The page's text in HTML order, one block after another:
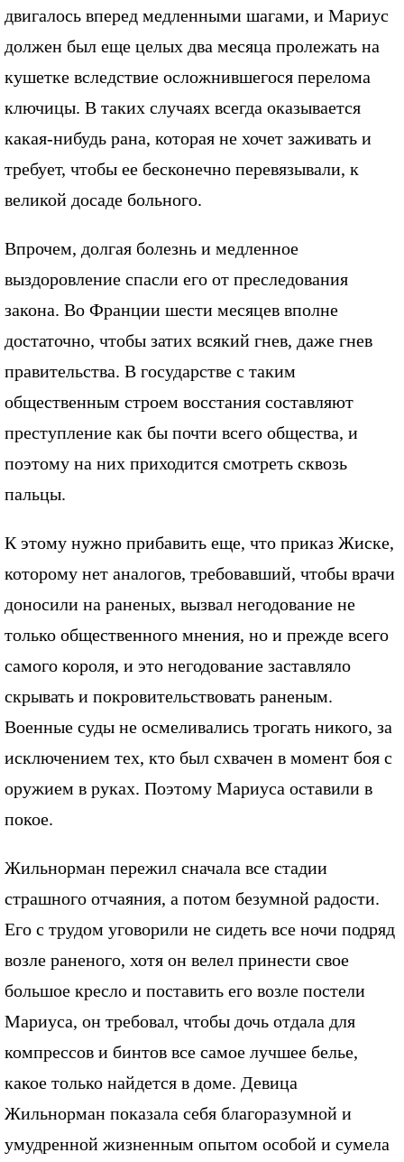
двигалось вперед медленными шагами, и Мариус
должен был еще целых два месяца пролежать на
кушетке вследствие осложнившегося перелома
ключицы. В таких случаях всегда оказывается
какая-нибудь рана, которая не хочет заживать и
требует, чтобы ее бесконечно перевязывали, к
великой досаде больного.
Впрочем, долгая болезнь и медленное
выздоровление спасли его от преследования
закона. Во Франции шести месяцев вполне
достаточно, чтобы затих всякий гнев, даже гнев
правительства. В государстве с таким
общественным строем восстания составляют
преступление как бы почти всего общества, и
поэтому на них приходится смотреть сквозь
пальцы.
К этому нужно прибавить еще, что приказ Жиске,
которому нет аналогов, требовавший, чтобы врачи
доносили на раненых, вызвал негодование не
только общественного мнения, но и прежде всего
самого короля, и это негодование заставляло
скрывать и покровительствовать раненым.
Военные суды не осмеливались трогать никого, за
исключением тех, кто был схвачен в момент боя с
оружием в руках. Поэтому Мариуса оставили в
покое.
Жильнорман пережил сначала все стадии
страшного отчаяния, а потом безумной радости.
Его с трудом уговорили не сидеть все ночи подряд
возле раненого, хотя он велел принести свое
большое кресло и поставить его возле постели
Мариуса, он требовал, чтобы дочь отдала для
компрессов и бинтов все самое лучшее белье,
какое только найдется в доме. Девица
Жильнорман показала себя благоразумной и
умудренной жизненным опытом особой и сумела